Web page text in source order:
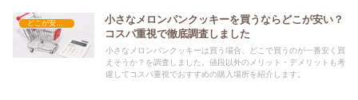
どこが安い？-お菓子・スイーツ・アイス
小さなメロンパンクッキーを買うならどこが安い？
コスパ重視で徹底調査しました
小さなメロンパンクッキーは買う場合、どこで買うのが一番安く買
えそうか？を調査しました。値段以外のメリット・デメリットも考
慮してコスパ重視でおすすめの購入場所を紹介します。